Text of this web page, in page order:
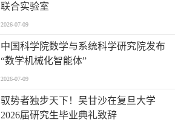
联合实验室
2026-07-09
中国科学院数学与系统科学研究院发布
“数学机械化智能体”
2026-07-09
驭势者独步天下！吴甘沙在复旦大学
2026届研究生毕业典礼致辞